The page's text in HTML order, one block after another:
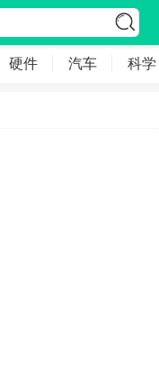
硬件 汽车 科学